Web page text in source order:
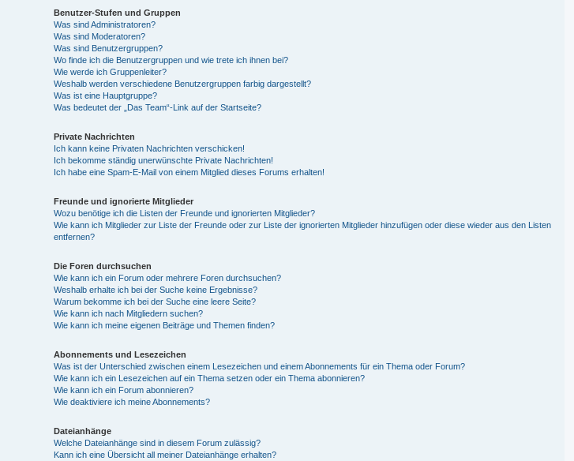
Benutzer-Stufen und Gruppen
Was sind Administratoren?
Was sind Moderatoren?
Was sind Benutzergruppen?
Wo finde ich die Benutzergruppen und wie trete ich ihnen bei?
Wie werde ich Gruppenleiter?
Weshalb werden verschiedene Benutzergruppen farbig dargestellt?
Was ist eine Hauptgruppe?
Was bedeutet der „Das Team“-Link auf der Startseite?
Private Nachrichten
Ich kann keine Privaten Nachrichten verschicken!
Ich bekomme ständig unerwünschte Private Nachrichten!
Ich habe eine Spam-E-Mail von einem Mitglied dieses Forums erhalten!
Freunde und ignorierte Mitglieder
Wozu benötige ich die Listen der Freunde und ignorierten Mitglieder?
Wie kann ich Mitglieder zur Liste der Freunde oder zur Liste der ignorierten Mitglieder hinzufügen oder diese wieder aus den Listen
entfernen?
Die Foren durchsuchen
Wie kann ich ein Forum oder mehrere Foren durchsuchen?
Weshalb erhalte ich bei der Suche keine Ergebnisse?
Warum bekomme ich bei der Suche eine leere Seite?
Wie kann ich nach Mitgliedern suchen?
Wie kann ich meine eigenen Beiträge und Themen finden?
Abonnements und Lesezeichen
Was ist der Unterschied zwischen einem Lesezeichen und einem Abonnements für ein Thema oder Forum?
Wie kann ich ein Lesezeichen auf ein Thema setzen oder ein Thema abonnieren?
Wie kann ich ein Forum abonnieren?
Wie deaktiviere ich meine Abonnements?
Dateianhänge
Welche Dateianhänge sind in diesem Forum zulässig?
Kann ich eine Übersicht all meiner Dateianhänge erhalten?